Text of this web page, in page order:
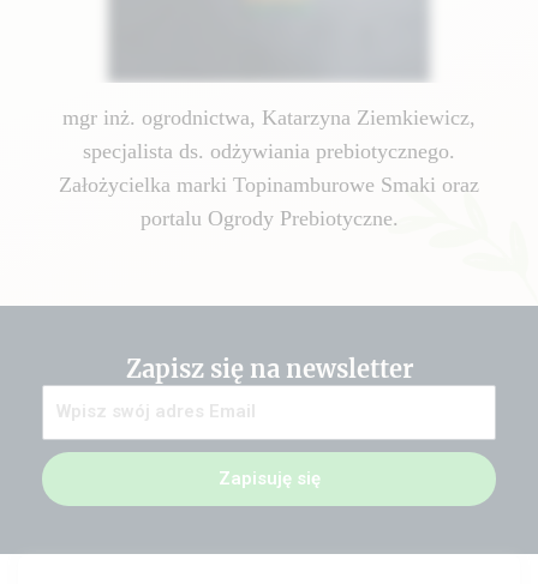
mgr inż. ogrodnictwa, Katarzyna Ziemkiewicz,
specjalista ds. odżywiania prebiotycznego.
Założycielka marki Topinamburowe Smaki oraz
portalu Ogrody Prebiotyczne.
Zapisz się na newsletter
Zapisuję się